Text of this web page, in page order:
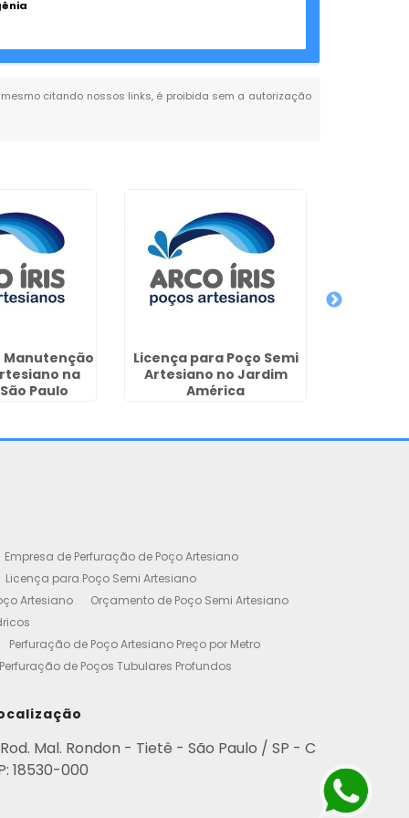
citando nossos links, é proibida sem a autorização
Manutenção
na
Paulo
Licença para Poço Semi
Artesiano no Jardim
América
Empresa de Perfuração de Poço Artesiano
Licença para Poço Semi Artesiano
Artesiano
Orçamento de Poço Semi Artesiano
Perfuração de Poço Artesiano Preço por Metro
Perfuração de Poços Tubulares Profundos
de Perfuração de Poço Artesiano
de Poço Artesiano
Residencial
Rod. Mal. Rondon - Tietê - São Paulo / SP - C
18530-000